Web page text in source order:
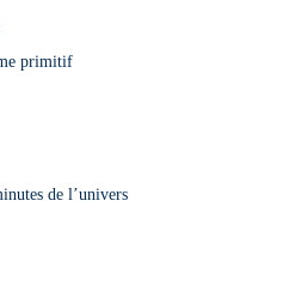
primitif
de l’univers